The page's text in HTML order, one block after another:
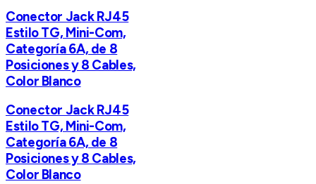
Conector Jack RJ45
Estilo TG, Mini-Com,
Categoría 6A, de 8
Posiciones y 8 Cables,
Color Blanco
Conector Jack RJ45
Estilo TG, Mini-Com,
Categoría 6A, de 8
Posiciones y 8 Cables,
Color Blanco